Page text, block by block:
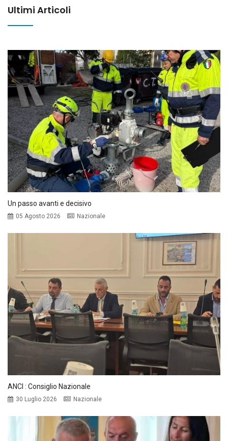
Ultimi Articoli
Un passo avanti e decisivo
05 Agosto 2026 Nazionale
ANCI : Consiglio Nazionale
30 Luglio 2026 Nazionale